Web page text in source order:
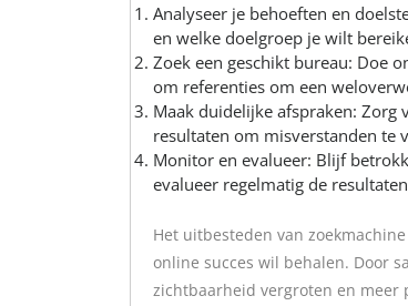
Analyseer je behoeften en
en welke doelgroep je wilt
Zoek een geschikt bureau: Doe
om referenties om een
Maak duidelijke afspraken:
resultaten om misverstanden te
Monitor en evalueer: Blijf
evalueer regelmatig de
Het uitbesteden van
online succes wil behalen. Door
zichtbaarheid vergroten en meer